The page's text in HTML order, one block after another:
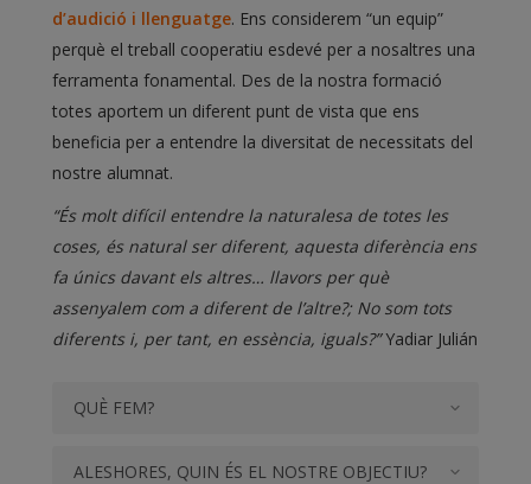
d’audició i llenguatge. Ens considerem “un equip”
perquè el treball cooperatiu esdevé per a nosaltres una
ferramenta fonamental. Des de la nostra formació
totes aportem un diferent punt de vista que ens
beneficia per a entendre la diversitat de necessitats del
nostre alumnat.
“És molt difícil entendre la naturalesa de totes les
coses, és natural ser diferent, aquesta diferència ens
fa únics davant els altres… llavors per què
assenyalem com a diferent de l’altre?; No som tots
diferents i, per tant, en essència, iguals?” Yadiar Julián
QUÈ FEM?
ALESHORES, QUIN ÉS EL NOSTRE OBJECTIU?